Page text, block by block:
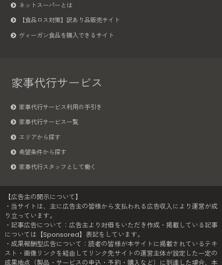
ネットスーパーとは
【食品ロス対策】訳あり品販売サイト
ヴィーガン食品を購入できるサイト
家事代行サービス
家事代行サービス利用の手引き
家事代行サービス一覧
エリアから探す
希望条件から探す
家事代行スタッフとして働く
【広告主の開示について】
・当サイトは、主に広告主の皆様から支払われる広告収入により運営が成
り立っています。
・記事広告について：広告主より対価をいただき作成・掲載している記事
については【Sponsored】表記をしています。
・成果報酬型広告について：読者の皆様が本サイトに掲載されているテキ
スト・画像リンクを経由してリンク先サイトの運営主体が設定した一定の
成果地点（製品・サービスの申込・予約・購入など）に到達した場合、本